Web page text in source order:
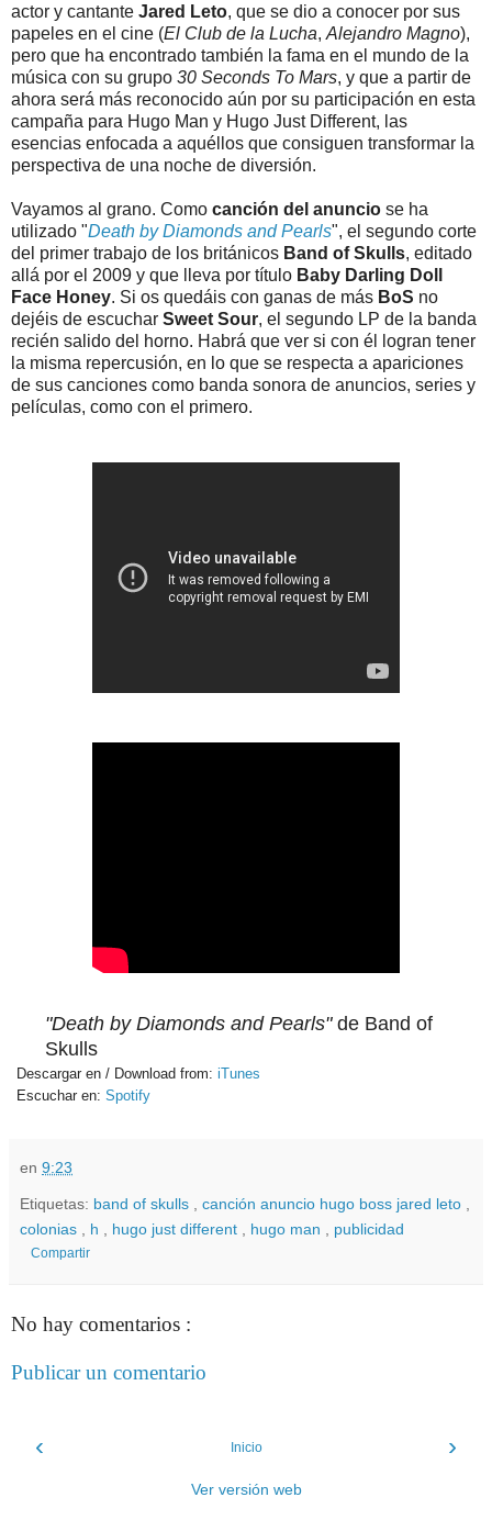
actor y cantante Jared Leto, que se dio a conocer por sus
papeles en el cine (El Club de la Lucha, Alejandro Magno),
pero que ha encontrado también la fama en el mundo de la
música con su grupo 30 Seconds To Mars, y que a partir de
ahora será más reconocido aún por su participación en esta
campaña para Hugo Man y Hugo Just Different, las
esencias enfocada a aquéllos que consiguen transformar la
perspectiva de una noche de diversión.
Vayamos al grano. Como canción del anuncio se ha
utilizado "Death by Diamonds and Pearls", el segundo corte
del primer trabajo de los británicos Band of Skulls, editado
allá por el 2009 y que lleva por título Baby Darling Doll
Face Honey. Si os quedáis con ganas de más BoS no
dejéis de escuchar Sweet Sour, el segundo LP de la banda
recién salido del horno. Habrá que ver si con él logran tener
la misma repercusión, en lo que se respecta a apariciones
de sus canciones como banda sonora de anuncios, series y
películas, como con el primero.
"Death by Diamonds and Pearls"de Band of
Skulls
Descargar en / Download from: iTunes
Escuchar en: Spotify
en 9:23
Etiquetas: band of skulls canción anuncio hugo boss jared leto
colonias
h hugo just different hugo man publicidad
Compartir
No hay comentarios :
Publicar un comentario
‹ ›
Inicio
Ver versión web